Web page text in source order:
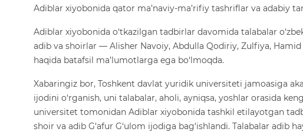
Adiblar xiyobonida qator ma’naviy-ma’rifiy tashriflar va adabiy
Adiblar xiyobonida o‘tkazilgan tadbirlar davomida talabalar
adib va shoirlar — Alisher Navoiy, Abdulla Qodiriy, Zulfiya, Hamid
haqida batafsil ma’lumotlarga ega bo‘lmoqda.
Xabaringiz bor, Toshkent davlat yuridik universiteti jamoasiga
ijodini o‘rganish, uni talabalar, aholi, ayniqsa, yoshlar orasida
universitet tomonidan Adiblar xiyobonida tashkil etilayotgan
shoir va adib G‘afur G‘ulom ijodiga bag‘ishlandi. Talabalar adib